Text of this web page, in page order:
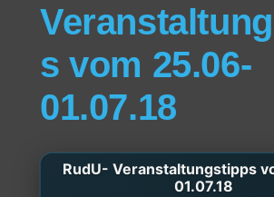
s vom 25.06-
01.07.18
RudU- Veranstaltungstipps
01.07.18